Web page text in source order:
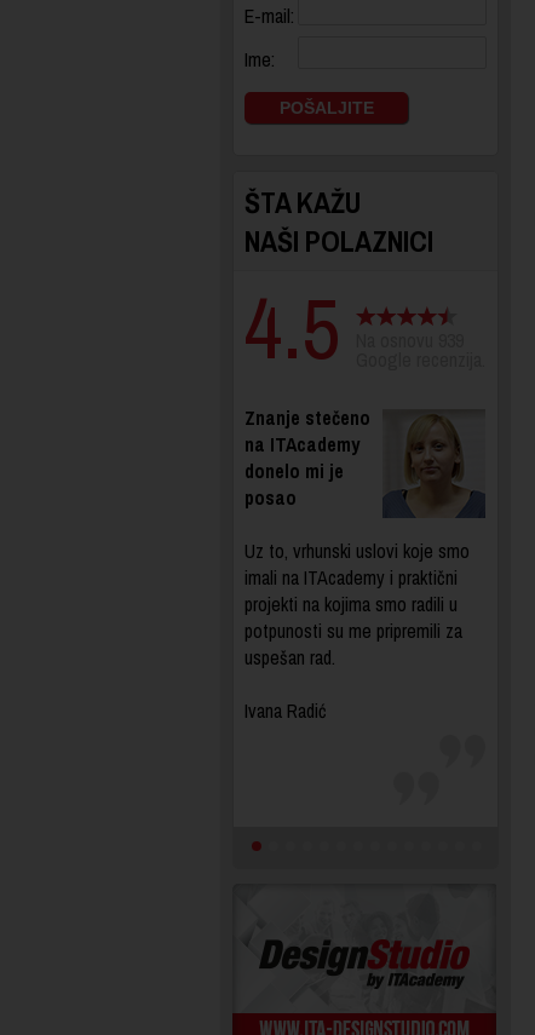
E-mail:
Ime:
ŠTA KAŽU
NAŠI POLAZNICI
4.5
Znanje stečeno
na ITAcademy
donelo mi je
posao
Uz to, vrhunski uslovi koje smo
imali na ITAcademy i praktični
projekti na kojima smo radili u
potpunosti su me pripremili za
uspešan rad.
Ivana Radić